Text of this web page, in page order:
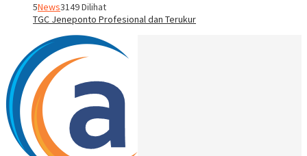
5News3149 Dilihat
TGC Jeneponto Profesional dan Terukur